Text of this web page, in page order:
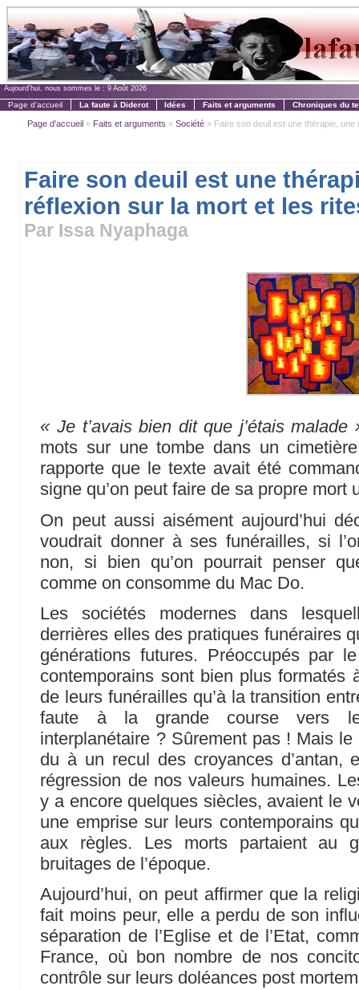
Aujourd'hui, nous sommes le : 9 Août 2026
Page d'accueil La faute à Diderot Idées Faits et arguments Chroniques du
Page d'accueil » Faits et arguments »Société » Faire son deuil est une thérapie,
Faire son deuil est une
réflexion sur la mort et les
Par Issa Nyaphaga
« Je t’avais bien dit que j’étais malade
mots sur une tombe dans un
rapporte que le texte avait été
signe qu’on peut faire de sa propre mort
On peut aussi aisément aujourd’hui
voudrait donner à ses funérailles, si
non, si bien qu’on pourrait penser
comme on consomme du Mac Do.
Les sociétés modernes dans
derrières elles des pratiques funéraires
générations futures. Préoccupés par
contemporains sont bien plus formatés
de leurs funérailles qu’à la transition
faute à la grande course vers le
interplanétaire ? Sûrement pas ! Mais
du à un recul des croyances d’antan,
régression de nos valeurs humaines.
y a encore quelques siècles, avaient le
une emprise sur leurs contemporains
aux règles. Les morts partaient au
bruitages de l’époque.
Aujourd’hui, on peut affirmer que la
fait moins peur, elle a perdu de son
séparation de l’Eglise et de l’Etat,
France, où bon nombre de nos
contrôle sur leurs doléances post